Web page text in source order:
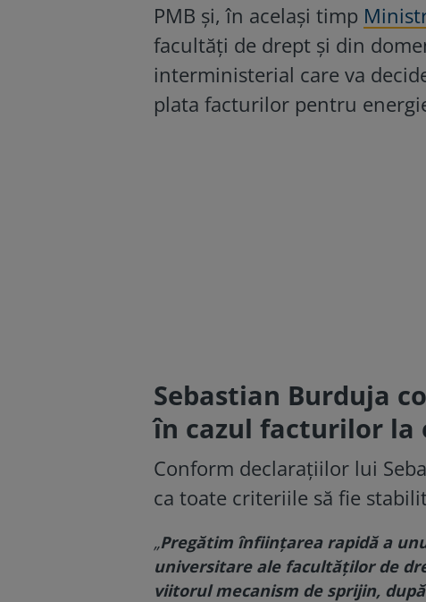
PMB și, în același timp
facultăţi de drept şi din
interministerial care va
plata facturilor pentru
Sebastian Burduja
în cazul facturilor la
Conform declarațiilor lui
ca toate criteriile să fie
„Pregătim înfiinţarea rapidă a
universitare ale facultăţilor de
viitorul mecanism de sprijin,